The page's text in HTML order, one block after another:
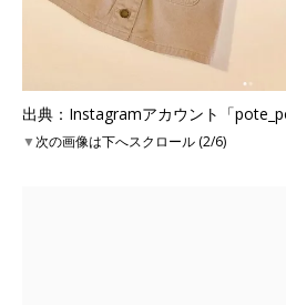
出典：Instagramアカウント「
▼次の画像は下へスクロール (2/6)